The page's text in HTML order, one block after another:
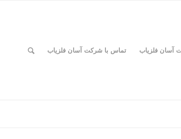
آسان فلزیاب تماس با شرکت آسان فلزیاب